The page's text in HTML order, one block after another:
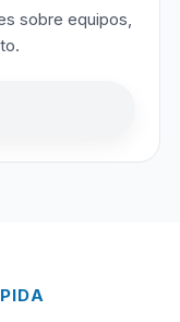
sobre equipos,